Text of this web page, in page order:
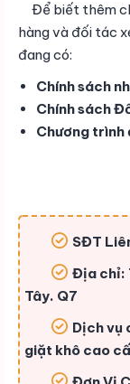
Để biết thêm
hàng và đối tác
đang có:
Chính sách
Chính sách
Chương trình
SĐT
Địa chỉ:
Tây. Q7
Dịch vụ
giặt khô cao